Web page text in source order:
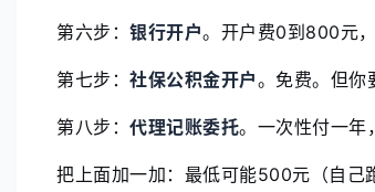
第六步： 银行开户。开户费0到800元
第七步： 社保公积金开户。免费。但你
第八步： 代理记账委托。一次性付一年
把上面加一加：最低可能500元（自己